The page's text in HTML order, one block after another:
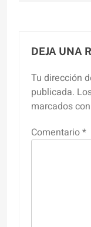
DEJA UNA
Tu dirección
publicada.
marcados con
Comentario*